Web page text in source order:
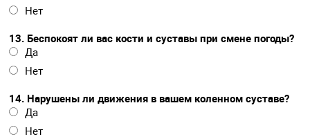
Нет
13. Беспокоят ли вас кости и суставы при смене погоды?
Да
Нет
14. Нарушены ли движения в вашем коленном суставе?
Да
Нет